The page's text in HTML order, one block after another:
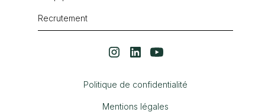
Recrutement
Politique de confidentialité
Mentions légales